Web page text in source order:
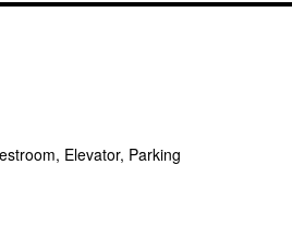
Elevator, Parking